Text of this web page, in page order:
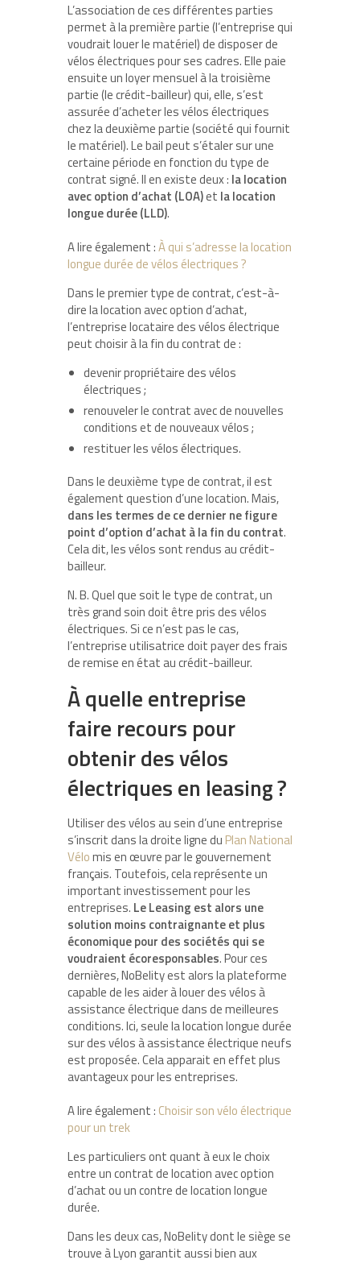
L’association de ces différentes parties
permet à la première partie (l’entreprise qui
voudrait louer le matériel) de disposer de
vélos électriques pour ses cadres. Elle paie
ensuite un loyer mensuel à la troisième
partie (le crédit-bailleur) qui, elle, s’est
assurée d’acheter les vélos électriques
chez la deuxième partie (société qui fournit
le matériel). Le bail peut s’étaler sur une
certaine période en fonction du type de
contrat signé. Il en existe deux : la location
avec option d’achat (LOA)et la location
longue durée (LLD).
A lire également :À qui s’adresse la location
longue durée de vélos électriques ?
Dans le premier type de contrat, c’est-à-
dire la location avec option d’achat,
l’entreprise locataire des vélos électrique
peut choisir à la fin du contrat de :
devenir propriétaire des vélos
électriques ;
renouveler le contrat avec de nouvelles
conditions et de nouveaux vélos ;
restituer les vélos électriques.
Dans le deuxième type de contrat, il est
également question d’une location. Mais,
dans les termes de ce dernier ne figure
point d’option d’achat à la fin du contrat.
Cela dit, les vélos sont rendus au crédit-
bailleur.
N. B. Quel que soit le type de contrat, un
très grand soin doit être pris des vélos
électriques. Si ce n’est pas le cas,
l’entreprise utilisatrice doit payer des frais
de remise en état au crédit-bailleur.
À quelle entreprise
faire recours pour
obtenir des vélos
électriques en leasing ?
Utiliser des vélos au sein d’une entreprise
s’inscrit dans la droite ligne du Plan National
Vélomis en œuvre par le gouvernement
français. Toutefois, cela représente un
important investissement pour les
entreprises. Le Leasing est alors une
solution moins contraignante et plus
économique pour des sociétés qui se
voudraient écoresponsables. Pour ces
dernières, NoBelity est alors la plateforme
capable de les aider à louer des vélos à
assistance électrique dans de meilleures
conditions. Ici, seule la location longue durée
sur des vélos à assistance électrique neufs
est proposée. Cela apparait en effet plus
avantageux pour les entreprises.
A lire également : Choisir son vélo électrique
pour un trek
Les particuliers ont quant à eux le choix
entre un contrat de location avec option
d’achat ou un contre de location longue
durée.
Dans les deux cas, NoBelity dont le siège se
trouve à Lyon garantit aussi bien aux